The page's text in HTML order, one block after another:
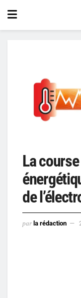
La
de
par la rédaction